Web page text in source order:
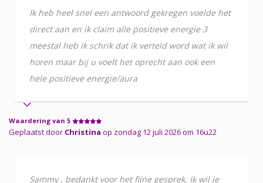
Ik heb heel snel een antwoord gekregen voelde het
direct aan en ik claim alle positieve energie 3
meestal heb ik schrik dat ik verteld word wat ik wil
horen maar bij u voelt het oprecht aan ook een
hele positieve energie/aura
Waardering van 5
Geplaatst door Christina op zondag 12 juli 2026 om 16u22
Sammy , bedankt voor het fijne gesprek. Ik wil je